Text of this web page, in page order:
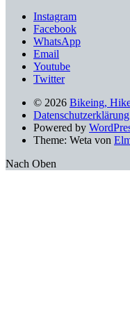
Instagram
Facebook
WhatsApp
Email
Youtube
Twitter
© 2026 Bikeing,
Datenschutzerklärung
Powered by
Theme: Weta von
Nach Oben